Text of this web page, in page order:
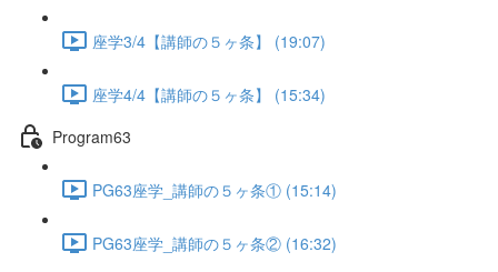
座学3/4【講師の５ヶ条】 (19:07)
座学4/4【講師の５ヶ条】 (15:34)
Program63
PG63座学_講師の５ヶ条① (15:14)
PG63座学_講師の５ヶ条② (16:32)